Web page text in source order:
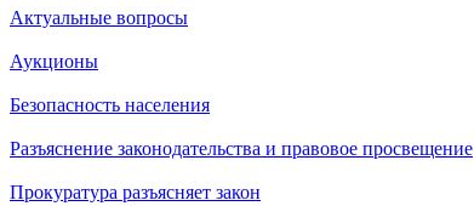
Актуальные вопросы
Аукционы
Безопасность населения
Разъяснение законодательства и правовое просвещение
Прокуратура разъясняет закон